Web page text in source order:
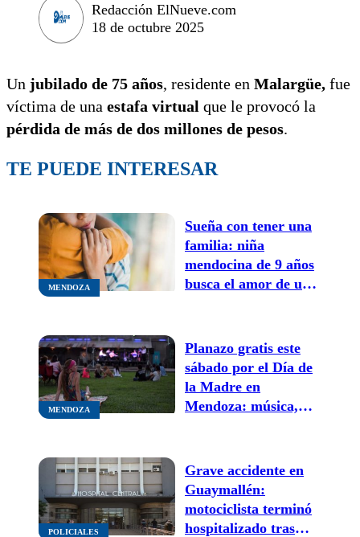
Redacción ElNueve.com
18 de octubre 2025
Un jubilado de 75 años, residente en Malargüe, fue
víctima de una estafa virtual que le provocó la
pérdida de más de dos millones de pesos.
TE PUEDE INTERESAR
MENDOZA
Sueña con tener una
familia: niña
mendocina de 9 años
busca el amor de una
MENDOZA
Planazo gratis este
sábado por el Día de
la Madre en
Mendoza: música,
POLICIALES
Grave accidente en
Guaymallén:
motociclista terminó
hospitalizado tras